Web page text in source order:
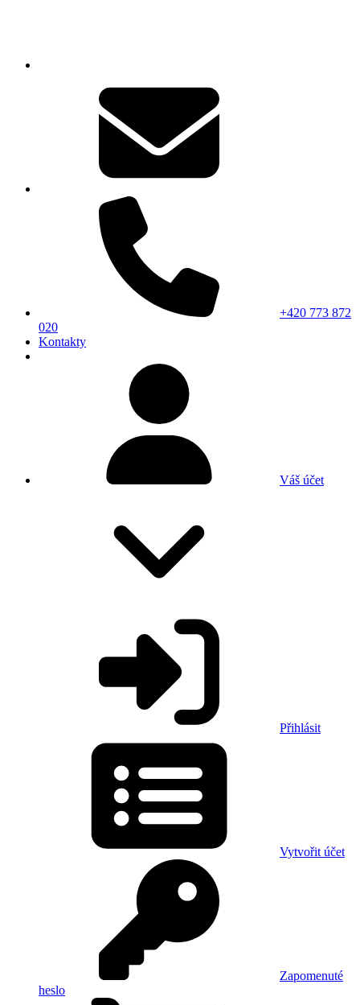
+420 773 872
020
Kontakty
Váš účet
Přihlásit
Vytvořit účet
Zapomenuté
heslo